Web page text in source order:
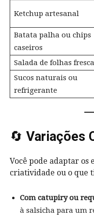
Ketchup artesanal
Batata palha ou chips
caseiros
Salada de folhas
Sucos naturais ou
refrigerante
🔄 Variações
Você pode adaptar os
criatividade ou o que
Com catupiry ou
à salsicha para um